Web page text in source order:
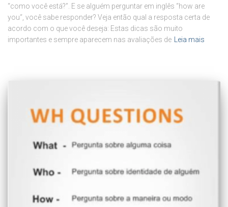
“como você está?”. E se alguém perguntar em inglês “how are
you“, você sabe responder? Veja então qual a resposta certa de
acordo com o que você deseja: Estas dicas são muito
importantes e sempre aparecem nas avaliações de Leia mais